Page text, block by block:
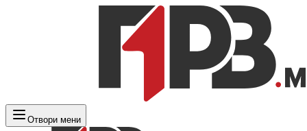
Отвори мени